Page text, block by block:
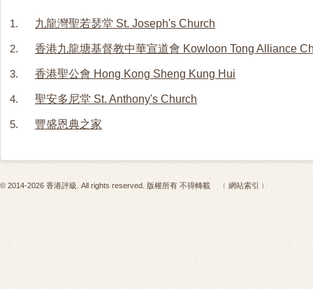
1. 九龍灣聖若瑟堂 St. Joseph's Church
2. 香港九龍塘基督教中華宣道會 Kowloon Tong Alliance
3. 香港聖公會 Hong Kong Sheng Kung Hui
4. 聖安多尼堂 St. Anthony's Church
5. 豐盛恩典之家
© 2014-2026 香港評級. All rights reserved. 版權所有 不得轉載 ﹝網站索引﹞